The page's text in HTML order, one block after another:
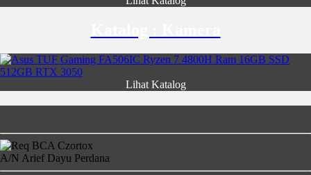
Lihat Katalog
A/N Arief Dayu Perdana